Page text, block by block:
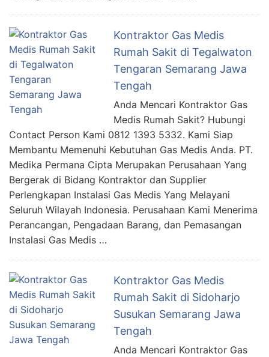
Kontraktor Gas Medis
Rumah Sakit di Tegalwaton
Tengaran Semarang Jawa
Tengah
Anda Mencari Kontraktor Gas
Medis Rumah Sakit? Hubungi
Contact Person Kami 0812 1393 5332. Kami Siap
Membantu Memenuhi Kebutuhan Gas Medis Anda. PT.
Medika Permana Cipta Merupakan Perusahaan Yang
Bergerak di Bidang Kontraktor dan Supplier
Perlengkapan Instalasi Gas Medis Yang Melayani
Seluruh Wilayah Indonesia. Perusahaan Kami Menerima
Perancangan, Pengadaan Barang, dan Pemasangan
Instalasi Gas Medis …
Kontraktor Gas Medis
Rumah Sakit di Sidoharjo
Susukan Semarang Jawa
Tengah
Anda Mencari Kontraktor Gas